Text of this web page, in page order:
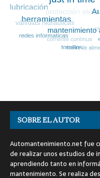
SOBRE EL AUTOR
Automantenimiento.net fue
de realizar unos estudios de
aprendiendo tanto en
mantenimiento. Se realiza